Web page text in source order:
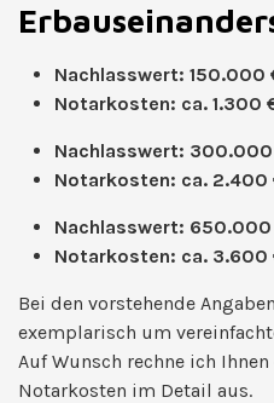
Nachlasswert: 150.000
Notarkosten: ca. 1.300
Nachlasswert:
Notarkosten: ca. 2.400
Nachlasswert:
Notarkosten: ca. 3.600
Bei den vorstehende
exemplarisch um
Auf Wunsch rechne ich
Notarkosten im Detail aus.